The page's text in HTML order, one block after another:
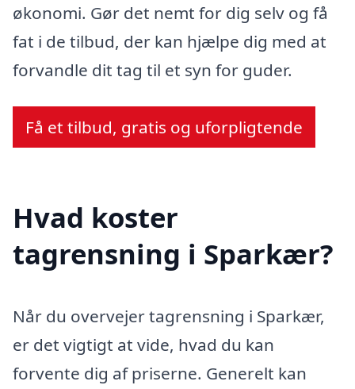
økonomi. Gør det nemt for dig selv og få
fat i de tilbud, der kan hjælpe dig med at
forvandle dit tag til et syn for guder.
Få et tilbud, gratis og uforpligtende
Hvad koster
tagrensning i Sparkær?
Når du overvejer tagrensning i Sparkær,
er det vigtigt at vide, hvad du kan
forvente dig af priserne. Generelt kan